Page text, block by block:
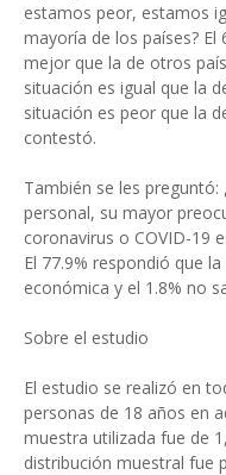
estamos peor, estamos
mayoría de los países?
mejor que la de otros
situación es igual que la
situación es peor que la
contestó.
También se les
personal, su mayor
coronavirus o COVID-19
El 77.9% respondió que
económica y el 1.8% no
Sobre el estudio
El estudio se realizó en
personas de 18 años en
muestra utilizada fue de
distribución muestral fue